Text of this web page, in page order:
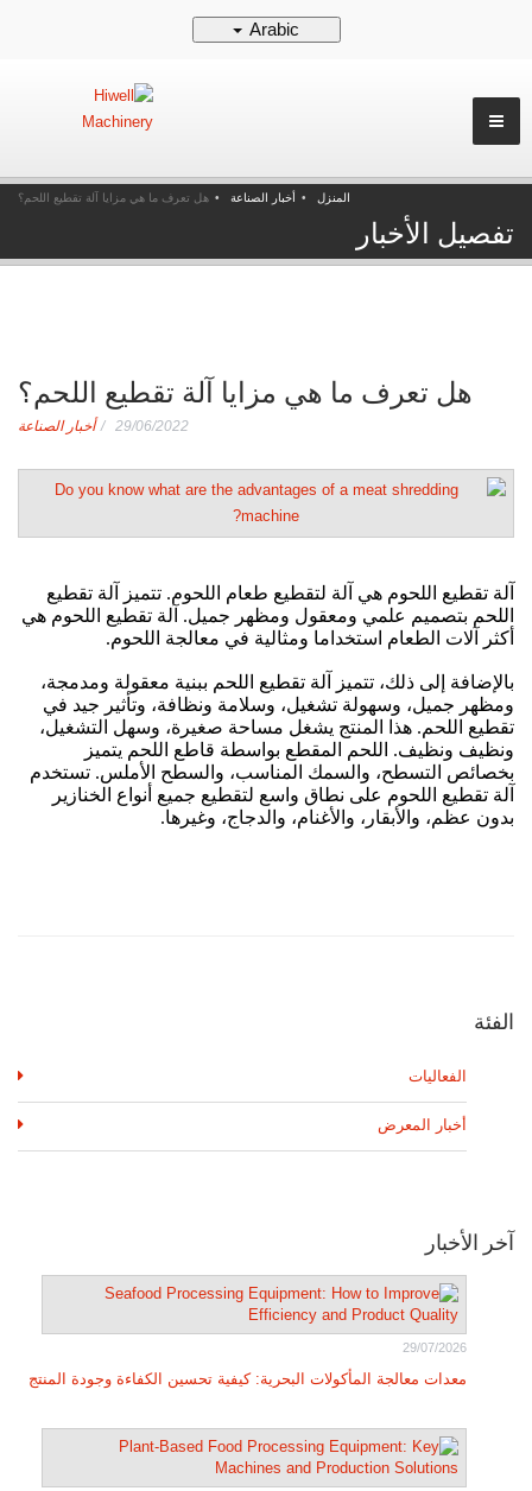
Arabic
تفصيل الأخبار
المنزل أخبار الصناعة هل تعرف ما هي مزايا آلة تقطيع اللحم؟
هل تعرف ما هي مزايا آلة تقطيع اللحم؟
29/06/2022 أخبار الصناعة
الفئة
الفعاليات
أخبار المعرض
آخر الأخبار
29/07/2026
معدات معالجة المأكولات البحرية: كيفية تحسين الكفاءة وجودة المنتج